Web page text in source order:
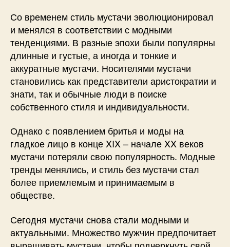
Со временем стиль мустачи эволюционировал
и менялся в соответствии с модными
тенденциями. В разные эпохи были популярны
длинные и густые, а иногда и тонкие и
аккуратные мустачи. Носителями мустачи
становились как представители аристократии и
знати, так и обычные люди в поиске
собственного стиля и индивидуальности.
Однако с появлением бритья и моды на
гладкое лицо в конце XIX – начале XX веков
мустачи потеряли свою популярность. Модные
тренды менялись, и стиль без мустачи стал
более приемлемым и принимаемым в
обществе.
Сегодня мустачи снова стали модными и
актуальными. Множество мужчин предпочитает